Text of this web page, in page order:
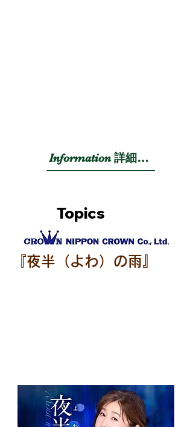
Information 詳細を見る →
Topics
『夜半（よわ）の雨』